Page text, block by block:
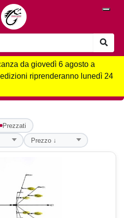
da giovedì 6 agosto a
riprenderanno lunedì 24
Prezzati